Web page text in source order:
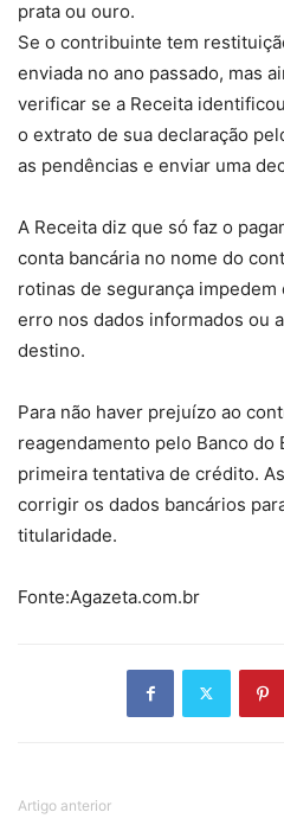
prata ou ouro.
Se o contribuinte tem
enviada no ano passado, mas
verificar se a Receita
o extrato de sua declaração
as pendências e enviar uma
A Receita diz que só faz o
conta bancária no nome do
rotinas de segurança
erro nos dados informados ou
destino.
Para não haver prejuízo ao
reagendamento pelo Banco do
primeira tentativa de crédito.
corrigir os dados bancários
titularidade.
Fonte:Agazeta.com.br
Artigo anterior